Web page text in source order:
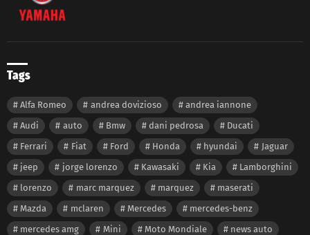
Tags
Alfa Romeo andrea dovizioso
andrea iannone
Audi
auto Bmw dani pedrosa
Ducati
Ferrari
Fiat Ford Honda hyundai
Jaguar
jeep
jorge lorenzo Kawasaki Kia
Lamborghini
lorenzo
marc marquez marquez
maserati
Mazda
mclaren Mercedes
mercedes-benz
mercedes amg
Mini Moto Mondiale
news auto